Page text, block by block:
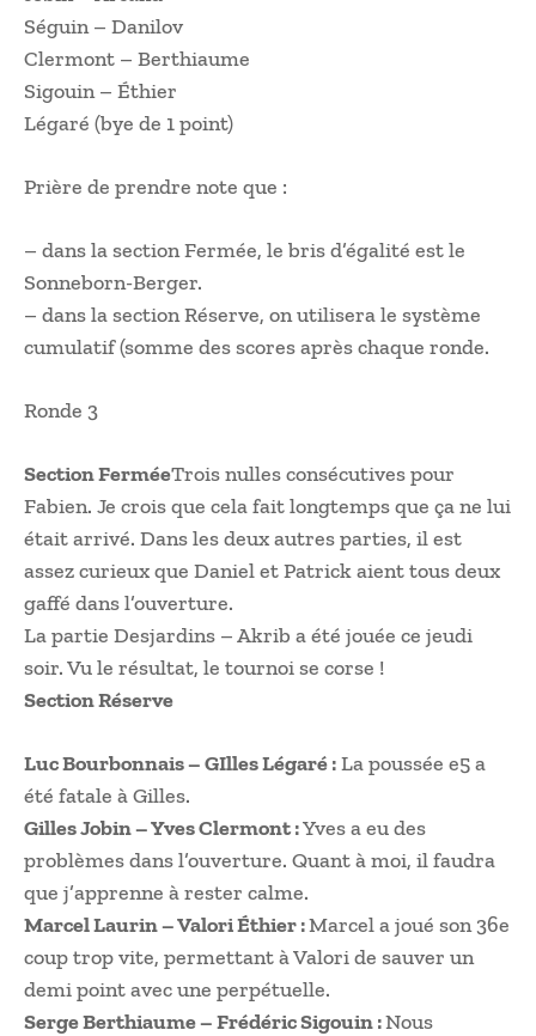
Séguin – Danilov
Clermont – Berthiaume
Sigouin – Éthier
Légaré (bye de 1 point)
Prière de prendre note que :
– dans la section Fermée, le bris d’égalité est le
Sonneborn-Berger.
– dans la section Réserve, on utilisera le système
cumulatif (somme des scores après chaque ronde.
Ronde 3
Section FerméeTrois nulles consécutives pour
Fabien. Je crois que cela fait longtemps que ça ne lui
était arrivé. Dans les deux autres parties, il est
assez curieux que Daniel et Patrick aient tous deux
gaffé dans l’ouverture.
La partie Desjardins – Akrib a été jouée ce jeudi
soir. Vu le résultat, le tournoi se corse !
Section Réserve
Luc Bourbonnais – GIlles Légaré :La poussée e5 a
été fatale à Gilles.
Gilles Jobin – Yves Clermont :Yves a eu des
problèmes dans l’ouverture. Quant à moi, il faudra
que j’apprenne à rester calme.
Marcel Laurin – Valori Éthier :Marcel a joué son 36e
coup trop vite, permettant à Valori de sauver un
demi point avec une perpétuelle.
Serge Berthiaume – Frédéric Sigouin :Nous